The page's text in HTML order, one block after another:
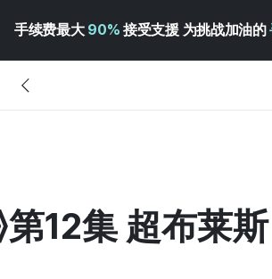
手续费最大 90% 接受支援 为挑战加油的
第12集 超布莱斯